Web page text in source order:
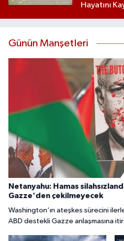
Hayatını
Günün Manşetleri
Netanyahu: Hamas
Gazze'den çekilmeyecek
Washington’ın ateşkes sürecini
ABD destekli Gazze anlaşmasına